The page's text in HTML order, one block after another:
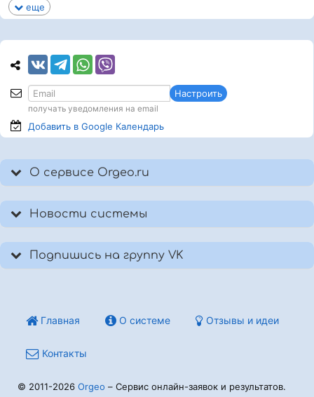
еще
Настроить
получать уведомления на email
Добавить в Google Календарь
О сервисе Orgeo.ru
Новости системы
Подпишись на группу VK
Главная О системе Отзывы и идеи
Контакты
© 2011-2026 Orgeo – Сервис онлайн-заявок и результатов.